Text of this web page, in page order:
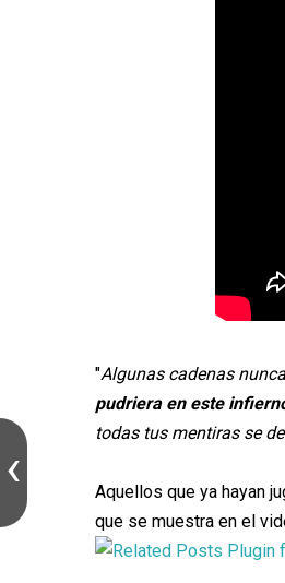
"Algunas cadenas
pudriera en este
todas tus mentiras se
Aquellos que ya hayan
que se muestra en el